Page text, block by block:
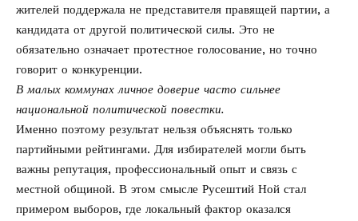
жителей поддержала не представителя правящей партии, а
кандидата от другой политической силы. Это не
обязательно означает протестное голосование, но точно
говорит о конкуренции.
В малых коммунах личное доверие часто сильнее
национальной политической повестки.
Именно поэтому результат нельзя объяснять только
партийными рейтингами. Для избирателей могли быть
важны репутация, профессиональный опыт и связь с
местной общиной. В этом смысле Русештий Ной стал
примером выборов, где локальный фактор оказался